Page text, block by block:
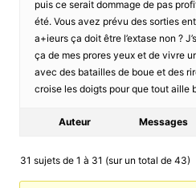
puis ce serait dommage de pas
été. Vous avez prévu des sorties
a+ieurs ça doit être l’extase non ?
ça de mes prores yeux et de vivre
avec des batailles de boue et des
croise les doigts pour que tout aille
Auteur Messages
31 sujets de 1 à 31 (sur un total de 43)